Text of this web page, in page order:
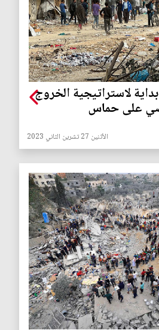
لاستراتيجية الخروج
على حماس
الأثنين 27 تشرين الثاني 2023